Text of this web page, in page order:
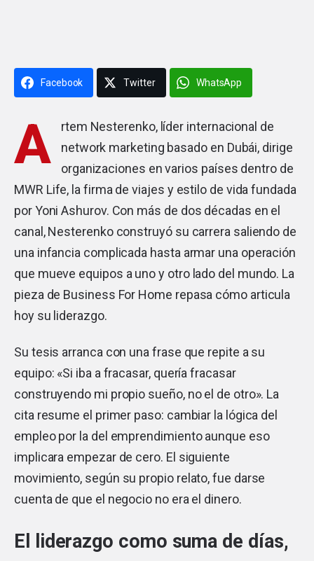
Facebook Twitter WhatsApp
A
rtem Nesterenko, líder internacional de
network marketing basado en Dubái, dirige
organizaciones en varios países dentro de
MWR Life, la firma de viajes y estilo de vida fundada
por Yoni Ashurov. Con más de dos décadas en el
canal, Nesterenko construyó su carrera saliendo de
una infancia complicada hasta armar una operación
que mueve equipos a uno y otro lado del mundo. La
pieza de Business For Home repasa cómo articula
hoy su liderazgo.
Su tesis arranca con una frase que repite a su
equipo: «Si iba a fracasar, quería fracasar
construyendo mi propio sueño, no el de otro». La
cita resume el primer paso: cambiar la lógica del
empleo por la del emprendimiento aunque eso
implicara empezar de cero. El siguiente
movimiento, según su propio relato, fue darse
cuenta de que el negocio no era el dinero.
El liderazgo como suma de días,